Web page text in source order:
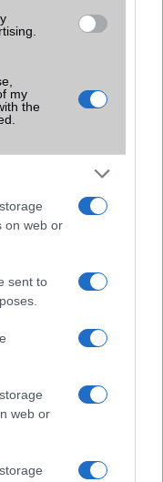
my
the
on web or
sent to
web or
Drive (50 GB cloud
Shell
19:00:00